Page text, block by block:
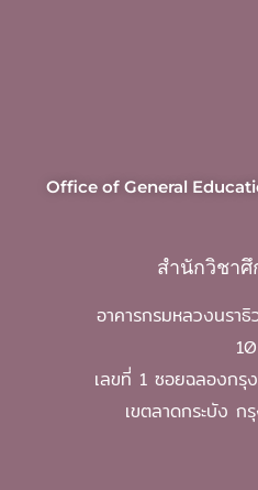
Office of General
สำนักวิชา
อาคารกรมหลวงนรา
10
เลขที่ 1 ซอยฉลองกรุ
เขตลาดกระบัง